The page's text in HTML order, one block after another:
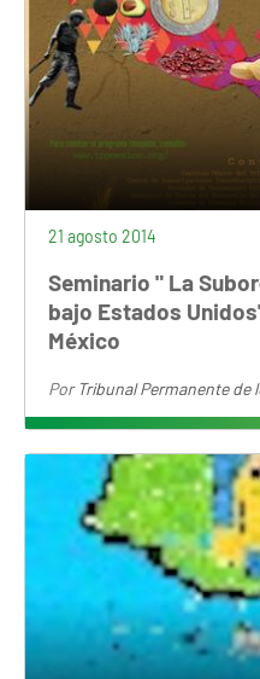
21 agosto 2014
Seminario " La
bajo Estados
México
Por Tribunal Permanente de